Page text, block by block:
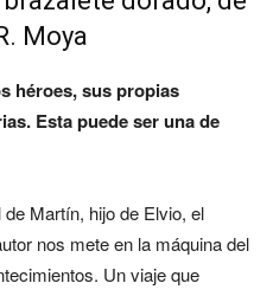
Moya
héroes, sus propias
Esta puede ser una de
Martín, hijo de Elvio, el
nos mete en la máquina del
Un viaje que